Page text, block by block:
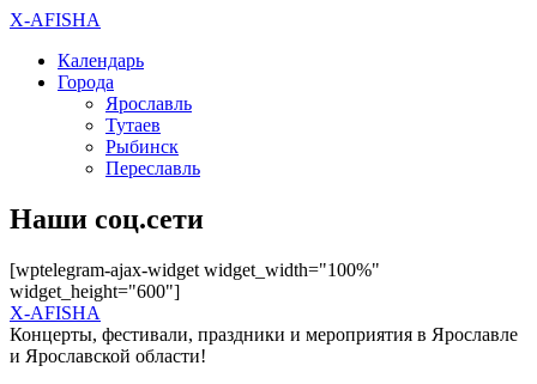
X-AFISHA
Календарь
Города
Ярославль
Тутаев
Рыбинск
Переславль
Наши соц.сети
[wptelegram-ajax-widget widget_width="100%"
widget_height="600"]
X-AFISHA
Концерты, фестивали, праздники и мероприятия в Ярославле
и Ярославской области!